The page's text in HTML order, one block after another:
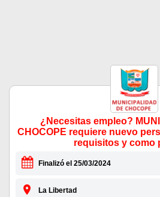
¿Necesitas empleo?
CHOCOPE requiere nuevo
requisitos y como
Finalizó el 25/03/2024
La Libertad